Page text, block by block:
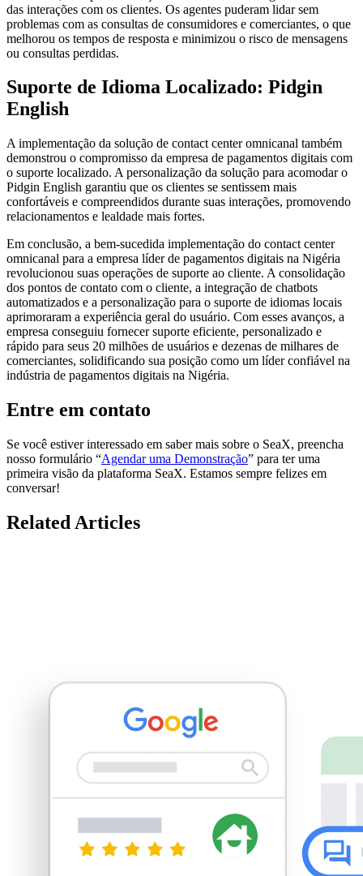
das interações com os clientes. Os agentes puderam lidar sem
problemas com as consultas de consumidores e comerciantes, o que
melhorou os tempos de resposta e minimizou o risco de mensagens
ou consultas perdidas.
Suporte de Idioma Localizado: Pidgin
English
A implementação da solução de contact center omnicanal também
demonstrou o compromisso da empresa de pagamentos digitais com
o suporte localizado. A personalização da solução para acomodar o
Pidgin English garantiu que os clientes se sentissem mais
confortáveis e compreendidos durante suas interações, promovendo
relacionamentos e lealdade mais fortes.
Em conclusão, a bem-sucedida implementação do contact center
omnicanal para a empresa líder de pagamentos digitais na Nigéria
revolucionou suas operações de suporte ao cliente. A consolidação
dos pontos de contato com o cliente, a integração de chatbots
automatizados e a personalização para o suporte de idiomas locais
aprimoraram a experiência geral do usuário. Com esses avanços, a
empresa conseguiu fornecer suporte eficiente, personalizado e
rápido para seus 20 milhões de usuários e dezenas de milhares de
comerciantes, solidificando sua posição como um líder confiável na
indústria de pagamentos digitais na Nigéria.
Entre em contato
Se você estiver interessado em saber mais sobre o SeaX, preencha
nosso formulário “Agendar uma Demonstração” para ter uma
primeira visão da plataforma SeaX. Estamos sempre felizes em
conversar!
Related Articles